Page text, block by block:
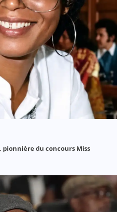
pionnière du concours Miss